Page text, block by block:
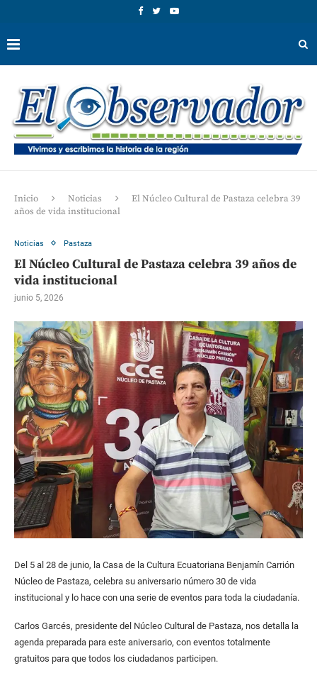
Inicio Noticias
El Núcleo Cultural de Pastaza celebra 39
años de vida institucional
Noticias Pastaza
El Núcleo Cultural de Pastaza celebra 39 años de
vida institucional
junio 5, 2026
Del 5 al 28 de junio, la Casa de la Cultura Ecuatoriana Benjamín Carrión
Núcleo de Pastaza, celebra su aniversario número 30 de vida
institucional y lo hace con una serie de eventos para toda la ciudadanía.
Carlos Garcés, presidente del Núcleo Cultural de Pastaza, nos detalla la
agenda preparada para este aniversario, con eventos totalmente
gratuitos para que todos los ciudadanos participen.